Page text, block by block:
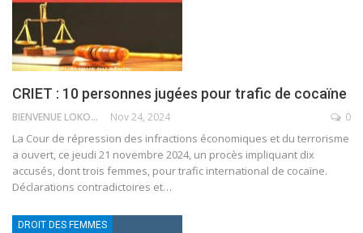
CRIET : 10 personnes jugées pour trafic de cocaïne
BIENVENUE LOKOSSOU Nov 24, 2024 0
La Cour de répression des infractions économiques et du terrorisme
a ouvert, ce jeudi 21 novembre 2024, un procès impliquant dix
accusés, dont trois femmes, pour trafic international de cocaïne.
Déclarations contradictoires et…
DROIT DES FEMMES